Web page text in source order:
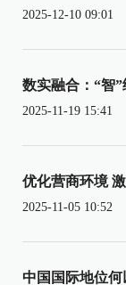
2025-12-10 09:01
数实融合：“智
2025-11-19 15:41
优化营商环境
2025-11-05 10:52
中国国际地位